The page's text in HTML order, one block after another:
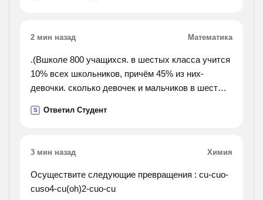
2 мин назад Математика
.(Вшколе 800 учащихся. в шестых класса учится
10% всех школьников, причём 45% из них-
девочки. сколько девочек и мальчиков в шестых
S Ответил Студент
3 мин назад Химия
Осуществите следующие превращения : cu-cuo-
cuso4-cu(oh)2-cuo-cu